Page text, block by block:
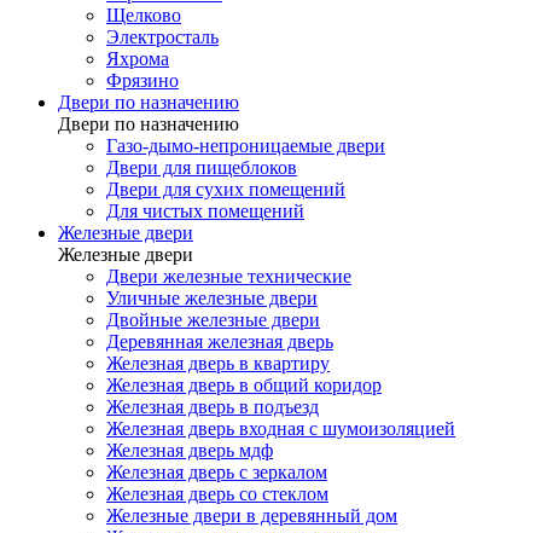
Щелково
Электросталь
Яхрома
Фрязино
Двери по назначению
Двери по назначению
Газо-дымо-непроницаемые двери
Двери для пищеблоков
Двери для сухих помещений
Для чистых помещений
Железные двери
Железные двери
Двери железные технические
Уличные железные двери
Двойные железные двери
Деревянная железная дверь
Железная дверь в квартиру
Железная дверь в общий коридор
Железная дверь в подъезд
Железная дверь входная с шумоизоляцией
Железная дверь мдф
Железная дверь с зеркалом
Железная дверь со стеклом
Железные двери в деревянный дом